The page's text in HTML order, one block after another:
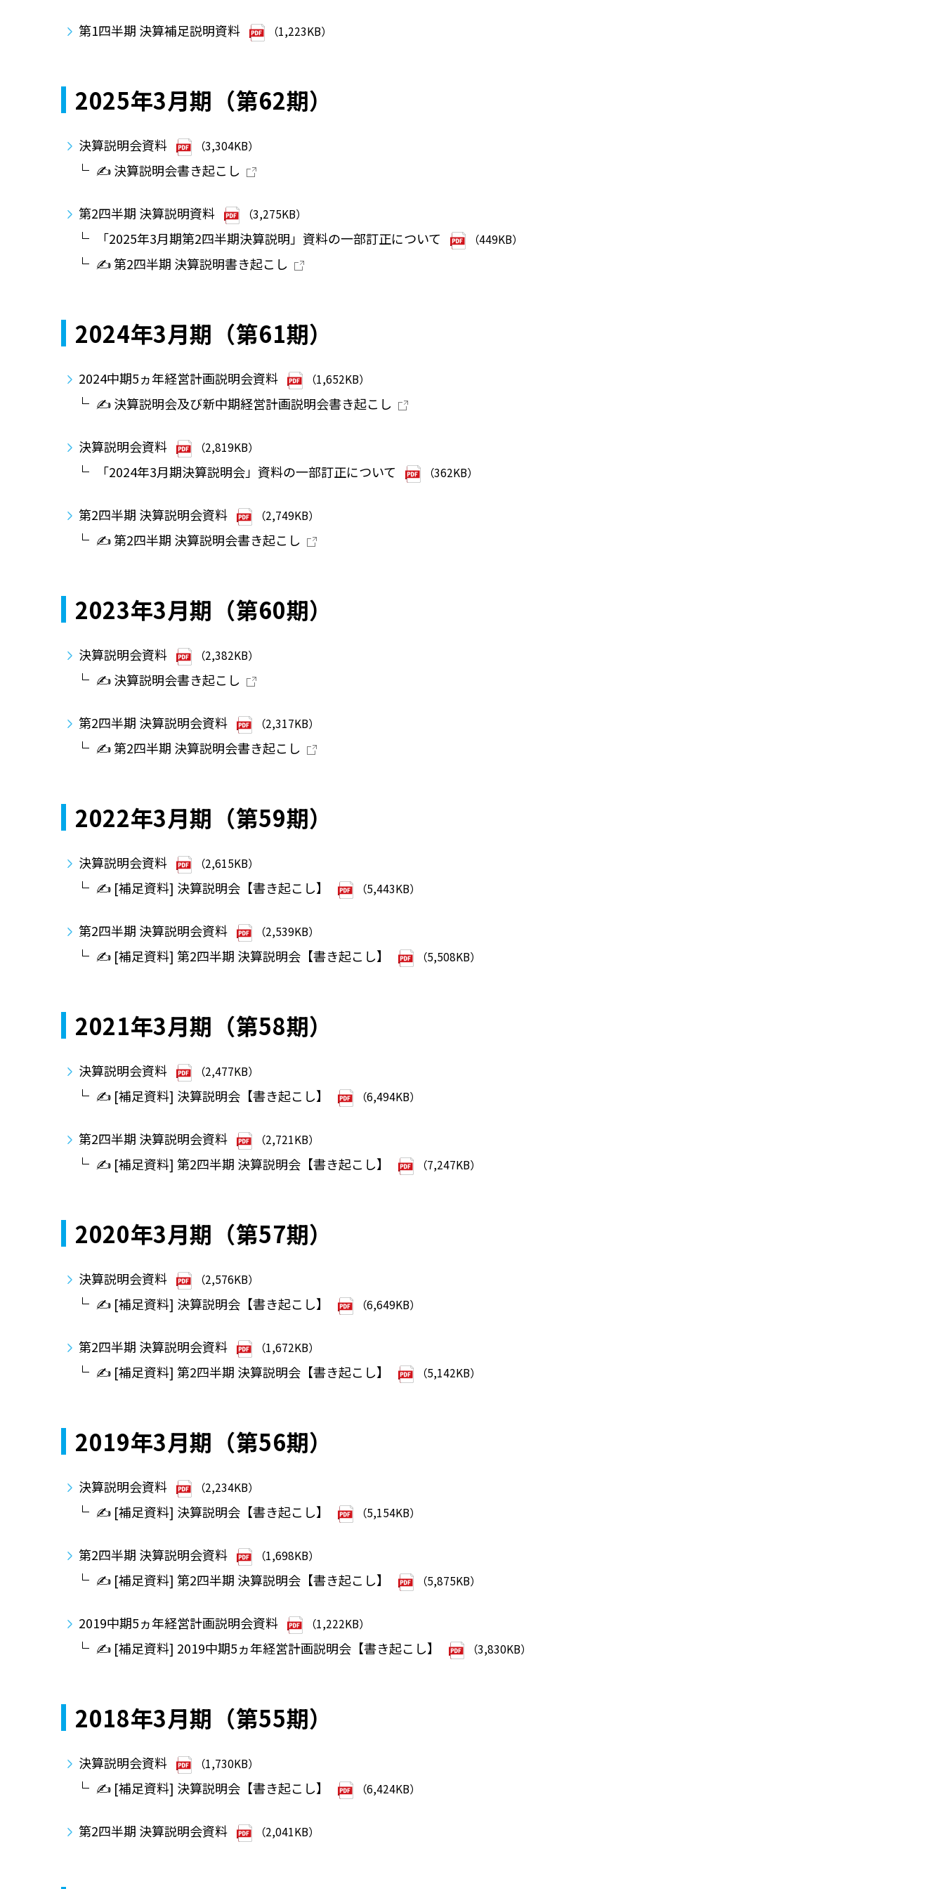
第1四半期 決算補足説明資料 （1,223KB）
2025年3月期（第62期）
決算説明会資料 （3,304KB）
✍ 決算説明会書き起こし
第2四半期 決算説明資料 （3,275KB）
「2025年3月期第2四半期決算説明」資料の一部訂正について （449KB）
✍ 第2四半期 決算説明書き起こし
2024年3月期（第61期）
2024中期5ヵ年経営計画説明会資料 （1,652KB）
✍ 決算説明会及び新中期経営計画説明会書き起こし
決算説明会資料 （2,819KB）
「2024年3月期決算説明会」資料の一部訂正について （362KB）
第2四半期 決算説明会資料 （2,749KB）
✍ 第2四半期 決算説明会書き起こし
2023年3月期（第60期）
決算説明会資料 （2,382KB）
✍ 決算説明会書き起こし
第2四半期 決算説明会資料 （2,317KB）
✍ 第2四半期 決算説明会書き起こし
2022年3月期（第59期）
決算説明会資料 （2,615KB）
✍ [補足資料] 決算説明会【書き起こし】 （5,443KB）
第2四半期 決算説明会資料 （2,539KB）
✍ [補足資料] 第2四半期 決算説明会【書き起こし】 （5,508KB）
2021年3月期（第58期）
決算説明会資料 （2,477KB）
✍ [補足資料] 決算説明会【書き起こし】 （6,494KB）
第2四半期 決算説明会資料 （2,721KB）
✍ [補足資料] 第2四半期 決算説明会【書き起こし】 （7,247KB）
2020年3月期（第57期）
決算説明会資料 （2,576KB）
✍ [補足資料] 決算説明会【書き起こし】 （6,649KB）
第2四半期 決算説明会資料 （1,672KB）
✍ [補足資料] 第2四半期 決算説明会【書き起こし】 （5,142KB）
2019年3月期（第56期）
決算説明会資料 （2,234KB）
✍ [補足資料] 決算説明会【書き起こし】 （5,154KB）
第2四半期 決算説明会資料 （1,698KB）
✍ [補足資料] 第2四半期 決算説明会【書き起こし】 （5,875KB）
2019中期5ヵ年経営計画説明会資料 （1,222KB）
✍ [補足資料] 2019中期5ヵ年経営計画説明会【書き起こし】 （3,830KB）
2018年3月期（第55期）
決算説明会資料 （1,730KB）
✍ [補足資料] 決算説明会【書き起こし】 （6,424KB）
第2四半期 決算説明会資料 （2,041KB）